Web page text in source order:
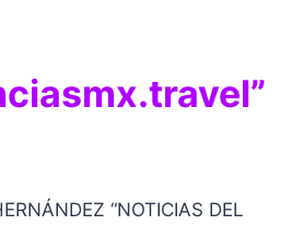
“NOTICIAS DEL